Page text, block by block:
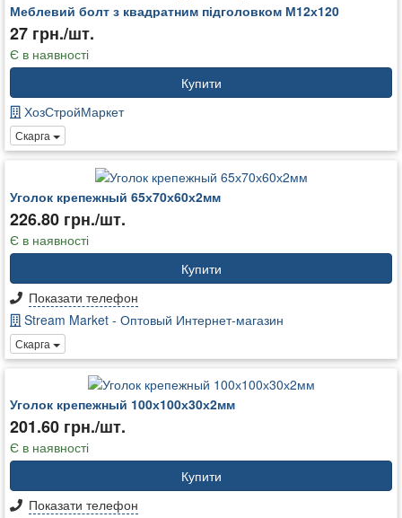
Меблевий болт з квадратним підголовком М12х120
27 грн./шт.
Є в наявності
Купити
ХозСтройМаркет
Скарга
Уголок крепежный 65х70х60х2мм
226.80 грн./шт.
Є в наявності
Купити
Показати телефон
Stream Market - Оптовый Интернет-магазин
Скарга
Уголок крепежный 100х100х30х2мм
201.60 грн./шт.
Є в наявності
Купити
Показати телефон